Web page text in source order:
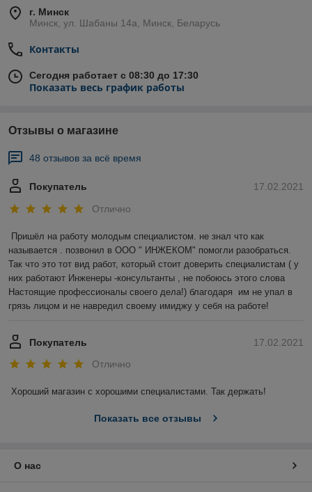
г. Минск
Минск, ул. Шабаны 14а, Минск, Беларусь
Контакты
Сегодня работает с 08:30 до 17:30
Показать весь график работы
Отзывы о магазине
48 отзывов за всё время
17.02.2021
Покупатель
Отлично
Пришёл на работу молодым специалистом. не знал что как
называется . позвонил в ООО " ИНЖЕКОМ" помогли разобраться.
Так что это тот вид работ, который стоит доверить специалистам ( у
них работают Инженеры -консультанты , не побоюсь этого слова
Настоящие профессионалы своего дела!) благодаря  им не упал в
грязь лицом и не навредил своему имиджу у себя на работе!
17.02.2021
Покупатель
Отлично
Хороший магазин с хорошими специалистами. Так держать!
Показать все отзывы
О нас